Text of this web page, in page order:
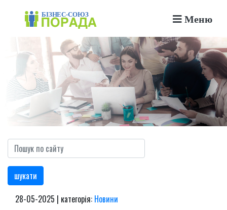
Меню
шукати
28-05-2025 | категорія: Новини